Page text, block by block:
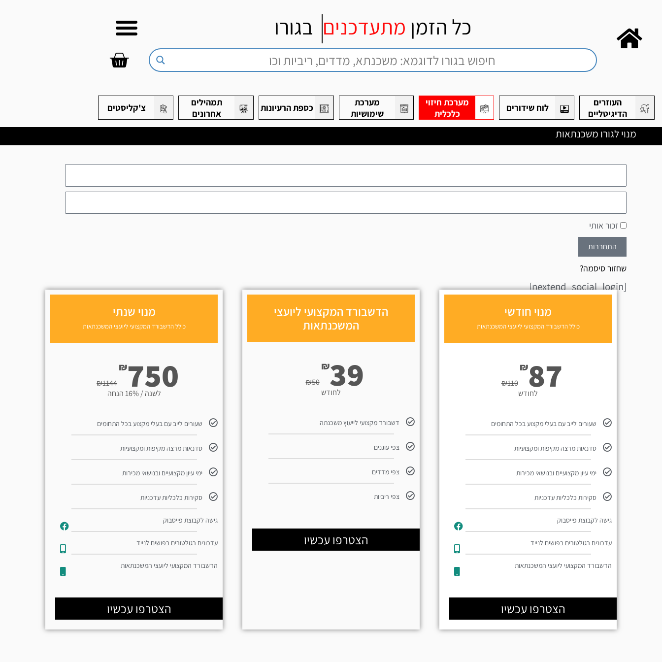
כל הזמן מתעדכנים בגורו
עגלת
העוזרים
הדיגיטליים
לוח שידורים
מערכת חיזוי
כלכלית
מערכת
שימושיות
כספת הרעיונות
תמהילים
אחרונים
צ'קליסטים
מנוי לגורו משכנתאות
זכור אותי
התחברות
שחזור סיסמה?
[nextend_social_login]
מנוי חודשי
כולל הדשבורד המקצועי ליועצי המשכנתאות
₪110
₪87לחודש
שעורים לייב עם בעלי מקצוע בכל התחומים
סדנאות מרצה מקיפות ומקצועיות
ימי עיון מקצועיים ובנושאי מכירות
סקירות כלכליות עדכניות
גישה לקבוצת פייסבוק
עדכונים רגולטורים בפושים לנייד​
הדשבורד המקצועי ליועצי המשכנתאות
הצטרפו עכשיו
הדשבורד המקצועי ליועצי
המשכנתאות
₪50
₪39
לחודש
דשבורד מקצועי לייעוץ משכנתה
צפי עוגנים
צפי מדדים
צפי ריביות
הצטרפו עכשיו
מנוי שנתי
כולל הדשבורד המקצועי ליועצי המשכנתאות
₪1144
₪750
לשנה / 16% הנחה
שעורים לייב עם בעלי מקצוע בכל התחומים
סדנאות מרצה מקיפות ומקצועיות
ימי עיון מקצועיים ובנושאי מכירות
סקירות כלכליות עדכניות
גישה לקבוצת פייסבוק
עדכונים רגולטורים בפושים לנייד​
הדשבורד המקצועי ליועצי המשכנתאות
הצטרפו עכשיו